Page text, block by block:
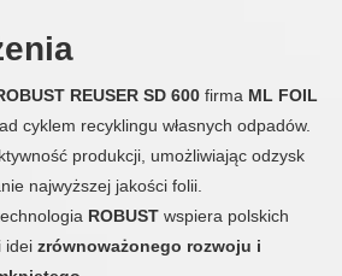
REUSER SD 600 firma ML FOIL
cyklem recyklingu własnych odpadów.
produkcji, umożliwiając odzysk
najwyższej jakości folii.
ROBUST wspiera polskich
idei zrównoważonego rozwoju i